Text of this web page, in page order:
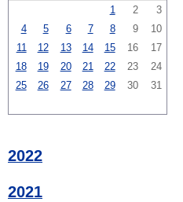
1
2
3
4
5 6 7 8 9
10
11
12 13 14 15 16
17
18
19 20 21 22 23
24
25
26 27 28 29 30 31
2022
2021